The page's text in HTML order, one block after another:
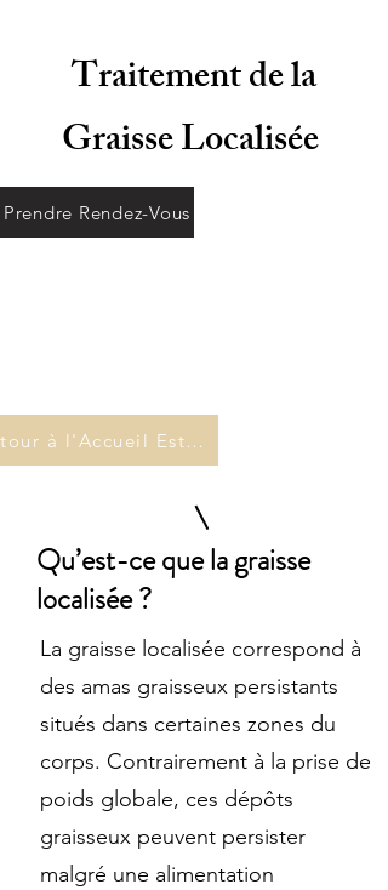
Traitement de la
Graisse Localisée
Prendre Rendez-Vous
Retour à l'Accueil Esthétique
Qu’est-ce que la graisse
localisée ?
La graisse localisée correspond à
des amas graisseux persistants
situés dans certaines zones du
corps. Contrairement à la prise de
poids globale, ces dépôts
graisseux peuvent persister
malgré une alimentation